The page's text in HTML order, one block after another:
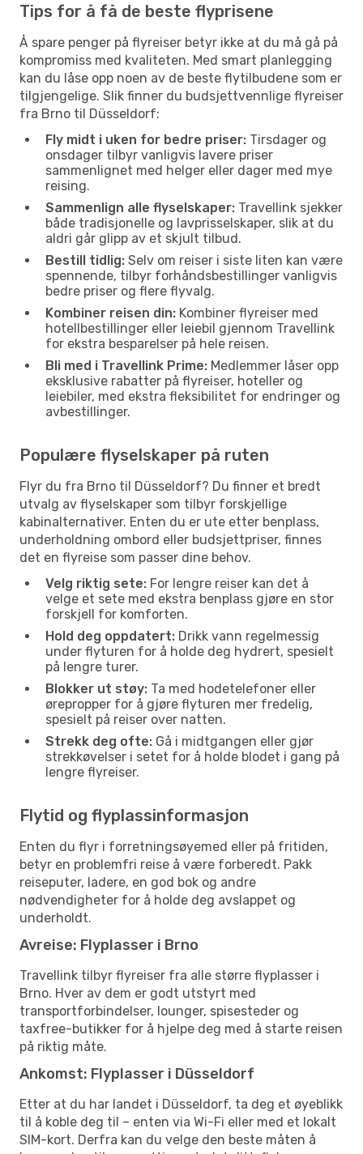
Tips for å få de beste flyprisene
Å spare penger på flyreiser betyr ikke at du må gå på
kompromiss med kvaliteten. Med smart planlegging
kan du låse opp noen av de beste flytilbudene som er
tilgjengelige. Slik finner du budsjettvennlige flyreiser
fra Brno til Düsseldorf:
Fly midt i uken for bedre priser: Tirsdager og
onsdager tilbyr vanligvis lavere priser
sammenlignet med helger eller dager med mye
reising.
Sammenlign alle flyselskaper: Travellink sjekker
både tradisjonelle og lavprisselskaper, slik at du
aldri går glipp av et skjult tilbud.
Bestill tidlig: Selv om reiser i siste liten kan være
spennende, tilbyr forhåndsbestillinger vanligvis
bedre priser og flere flyvalg.
Kombiner reisen din: Kombiner flyreiser med
hotellbestillinger eller leiebil gjennom Travellink
for ekstra besparelser på hele reisen.
Bli med i Travellink Prime: Medlemmer låser opp
eksklusive rabatter på flyreiser, hoteller og
leiebiler, med ekstra fleksibilitet for endringer og
avbestillinger.
Populære flyselskaper på ruten
Flyr du fra Brno til Düsseldorf? Du finner et bredt
utvalg av flyselskaper som tilbyr forskjellige
kabinalternativer. Enten du er ute etter benplass,
underholdning ombord eller budsjettpriser, finnes
det en flyreise som passer dine behov.
Velg riktig sete: For lengre reiser kan det å
velge et sete med ekstra benplass gjøre en stor
forskjell for komforten.
Hold deg oppdatert: Drikk vann regelmessig
under flyturen for å holde deg hydrert, spesielt
på lengre turer.
Blokker ut støy: Ta med hodetelefoner eller
ørepropper for å gjøre flyturen mer fredelig,
spesielt på reiser over natten.
Strekk deg ofte: Gå i midtgangen eller gjør
strekkøvelser i setet for å holde blodet i gang på
lengre flyreiser.
Flytid og flyplassinformasjon
Enten du flyr i forretningsøyemed eller på fritiden,
betyr en problemfri reise å være forberedt. Pakk
reiseputer, ladere, en god bok og andre
nødvendigheter for å holde deg avslappet og
underholdt.
Avreise: Flyplasser i Brno
Travellink tilbyr flyreiser fra alle større flyplasser i
Brno. Hver av dem er godt utstyrt med
transportforbindelser, lounger, spisesteder og
taxfree-butikker for å hjelpe deg med å starte reisen
på riktig måte.
Ankomst: Flyplasser i Düsseldorf
Etter at du har landet i Düsseldorf, ta deg et øyeblikk
til å koble deg til – enten via Wi-Fi eller med et lokalt
SIM-kort. Derfra kan du velge den beste måten å